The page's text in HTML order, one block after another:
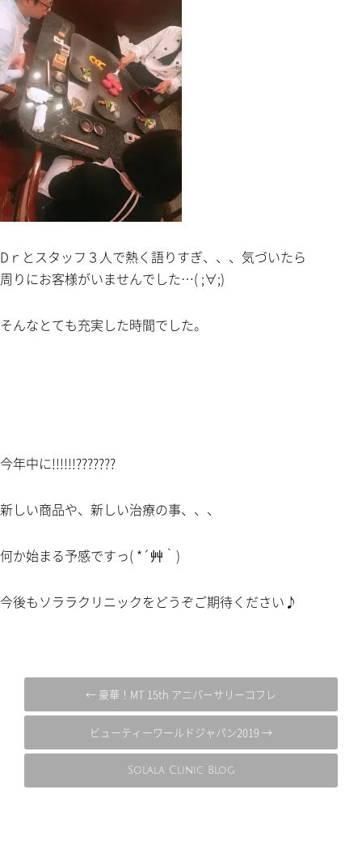
Dｒとスタッフ３人で熱く語りすぎ、、、気づいたら
周りにお客様がいませんでした…( ;∀;)
そんなとても充実した時間でした。
今年中に!!!!!!???????
新しい商品や、新しい治療の事、、、
何か始まる予感ですっ( *´艸｀)
今後もソララクリニックをどうぞご期待ください♪
← 豪華！MT 15th アニバーサリーコフレ
Solala Clinic Blog
ビューティーワールドジャパン2019 →